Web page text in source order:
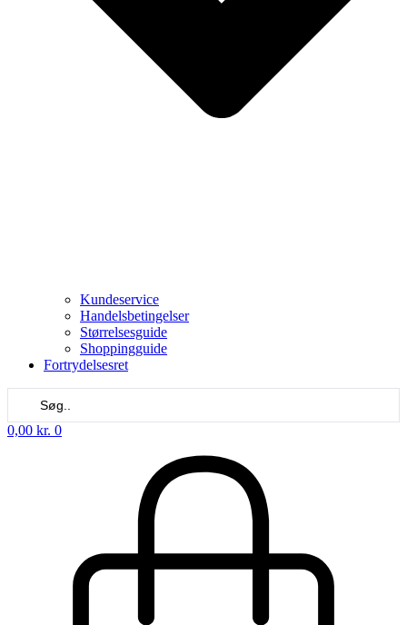
Kundeservice
Handelsbetingelser
Størrelsesguide
Shoppingguide
Fortrydelsesret
0,00 kr. 0